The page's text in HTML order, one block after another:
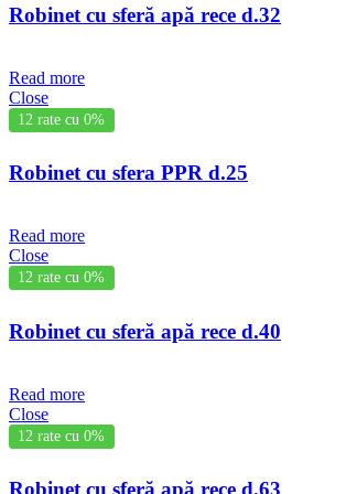
Robinet cu sferă apă rece d.32
Read more
Close
12 rate cu 0%
Robinet cu sfera PPR d.25
Read more
Close
12 rate cu 0%
Robinet cu sferă apă rece d.40
Read more
Close
12 rate cu 0%
Robinet cu sferă apă rece d.63